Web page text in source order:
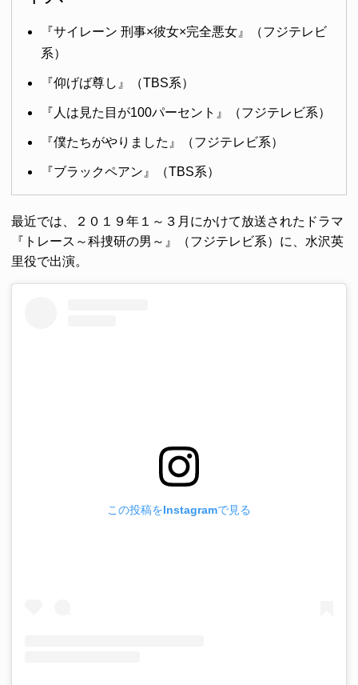
『サイレーン 刑事×彼女×完全悪女』（フジテレビ
系）
『仰げば尊し』（TBS系）
『人は見た目が100パーセント』（フジテレビ系）
『僕たちがやりました』（フジテレビ系）
『ブラックペアン』（TBS系）
最近では、２０１９年１～３月にかけて放送されたドラマ
『トレース～科捜研の男～』（フジテレビ系）に、水沢英
里役で出演。
この投稿をInstagramで見る